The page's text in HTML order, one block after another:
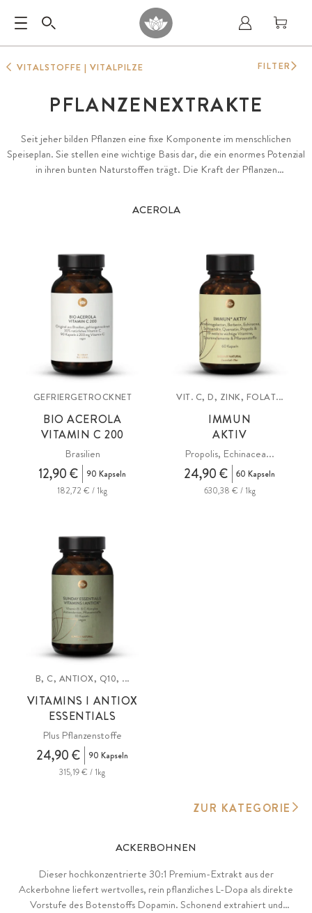
VITALSTOFFE | VITALPILZE
PFLANZENEXTRAKTE
Seit jeher bilden Pflanzen eine fixe Komponente im menschlichen
Speiseplan. Sie stellen eine wichtige Basis dar, die ein enormes Potenzial
in ihren bunten Naturstoffen trägt. Die Kraft der Pflanzen
konzentrierter Form zu Nutze machen.
ACEROLA
GEFRIERGETROCKNET
BIO ACEROLA
VITAMIN C 200
Brasilien
12,90 €
90 Kapseln
182,72 € / 1kg
VIT. C, D, ZINK, FOLAT...
IMMUN
AKTIV
Propolis, Echinacea...
24,90 €
60 Kapseln
630,38 € / 1kg
B, C, ANTIOX, Q10, ...
VITAMINS I ANTIOX
ESSENTIALS
Plus Pflanzenstoffe
24,90 €
90 Kapseln
315,19 € / 1kg
ZUR KATEGORIE
ACKERBOHNEN
Dieser hochkonzentrierte 30:1 Premium-Extrakt aus der
Ackerbohne liefert wertvolles, rein pflanzliches L-Dopa als direkte
Vorstufe des Botenstoffs Dopamin. Schonend extrahiert und
FILTER